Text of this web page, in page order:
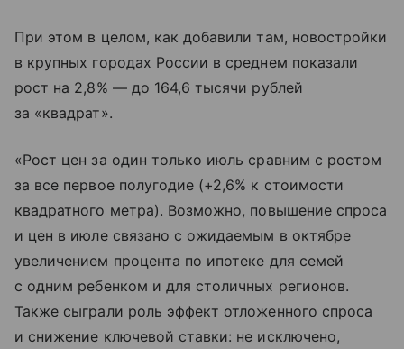
При этом в целом, как добавили там, новостройки
в крупных городах России в среднем показали
рост на 2,8% — до 164,6 тысячи рублей
за «квадрат».
«Рост цен за один только июль сравним с ростом
за все первое полугодие (+2,6% к стоимости
квадратного метра). Возможно, повышение спроса
и цен в июле связано с ожидаемым в октябре
увеличением процента по ипотеке для семей
с одним ребенком и для столичных регионов.
Также сыграли роль эффект отложенного спроса
и снижение ключевой ставки: не исключено,